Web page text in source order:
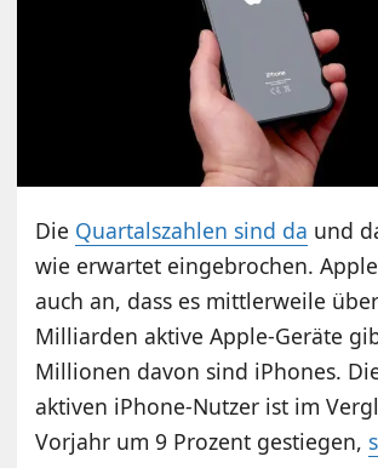
Die Quartalszahlen sind da und
wie erwartet eingebrochen.
auch an, dass es mittlerweile
Milliarden aktive Apple-Geräte
Millionen davon sind iPhones.
aktiven iPhone-Nutzer ist im
Vorjahr um 9 Prozent gestiegen,